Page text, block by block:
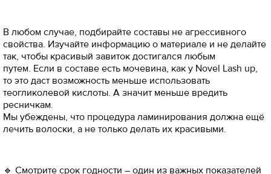
В любом случае, подбирайте составы не агрессивного
свойства. Изучайте информацию о материале и не делайте
так, чтобы красивый завиток достигался любым
путем. Если в составе есть мочевина, как у Novel Lash up,
то это даст возможность меньше использовать
теогликолевой кислоты. А значит меньше вредить
ресничкам.
Мы убеждены, что процедура ламинирования должна ещё
лечить волоски, а не только делать их красивыми.
🔹 Смотрите срок годности – один из важных показателей